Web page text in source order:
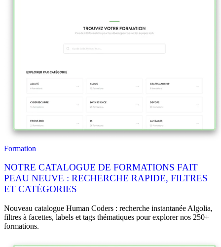
Formation
NOTRE CATALOGUE DE FORMATIONS FAIT
PEAU NEUVE : RECHERCHE RAPIDE, FILTRES
ET CATÉGORIES
Nouveau catalogue Human Coders : recherche instantanée Algolia,
filtres à facettes, labels et tags thématiques pour explorer nos 250+
formations.